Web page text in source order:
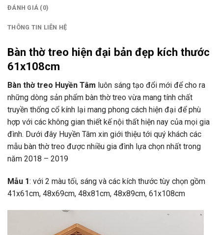
ĐÁNH GIÁ (0)
THÔNG TIN LIÊN HỆ
Bàn thờ treo hiện đại bản đẹp kích thước
61x108cm
Bàn thờ treo Huyền Tâm luôn sáng tạo đổi mới để cho ra
những dòng sản phẩm bàn thờ treo vừa mang tính chất
truyền thống cổ kính lại mang phong cách hiện đại để phù
hợp với các không gian thiết kế nội thất hiện nay của mọi gia
đình. Dưới đây Huyền Tâm xin giới thiệu tới quý khách các
mẫu bàn thờ treo được nhiều gia đình lựa chọn nhất trong
năm 2018 – 2019
Mẫu 1: với 2 màu tối, sáng và các kích thước tùy chọn gồm
41x61cm, 48x69cm, 48x81cm, 48x89cm, 61x108cm